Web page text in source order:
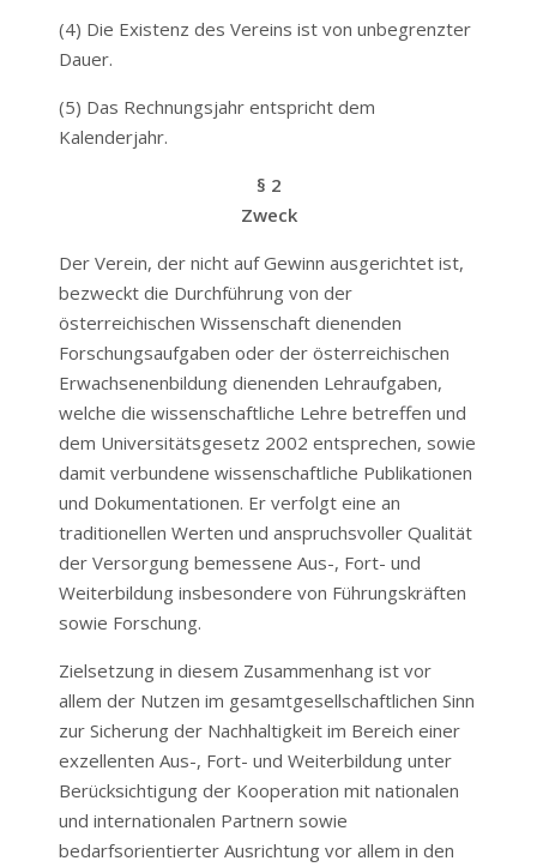
(4) Die Existenz des Vereins ist von unbegrenzter
Dauer.
(5) Das Rechnungsjahr entspricht dem
Kalenderjahr.
§ 2
Zweck
Der Verein, der nicht auf Gewinn ausgerichtet ist,
bezweckt die Durchführung von der
österreichischen Wissenschaft dienenden
Forschungsaufgaben oder der österreichischen
Erwachsenenbildung dienenden Lehraufgaben,
welche die wissenschaftliche Lehre betreffen und
dem Universitätsgesetz 2002 entsprechen, sowie
damit verbundene wissenschaftliche Publikationen
und Dokumentationen. Er verfolgt eine an
traditionellen Werten und anspruchsvoller Qualität
der Versorgung bemessene Aus-, Fort- und
Weiterbildung insbesondere von Führungskräften
sowie Forschung.
Zielsetzung in diesem Zusammenhang ist vor
allem der Nutzen im gesamtgesellschaftlichen Sinn
zur Sicherung der Nachhaltigkeit im Bereich einer
exzellenten Aus-, Fort- und Weiterbildung unter
Berücksichtigung der Kooperation mit nationalen
und internationalen Partnern sowie
bedarfsorientierter Ausrichtung vor allem in den